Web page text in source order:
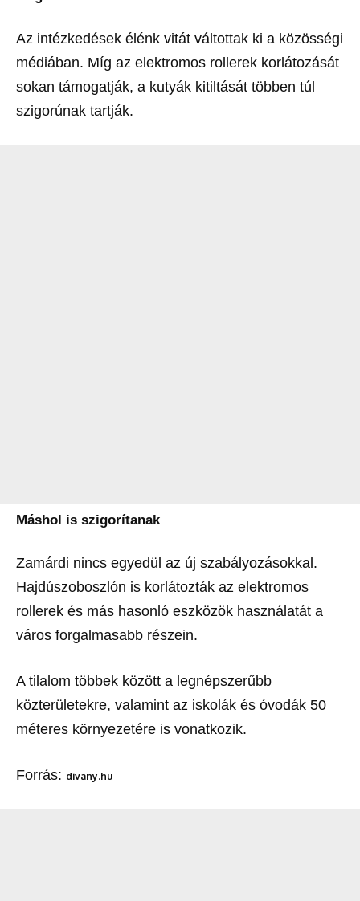
Az intézkedések élénk vitát váltottak ki a közösségi
médiában. Míg az elektromos rollerek korlátozását
sokan támogatják, a kutyák kitiltását többen túl
szigorúnak tartják.
Máshol is szigorítanak
Zamárdi nincs egyedül az új szabályozásokkal.
Hajdúszoboszlón is korlátozták az elektromos
rollerek és más hasonló eszközök használatát a
város forgalmasabb részein.
A tilalom többek között a legnépszerűbb
közterületekre, valamint az iskolák és óvodák 50
méteres környezetére is vonatkozik.
Forrás: divany.hu